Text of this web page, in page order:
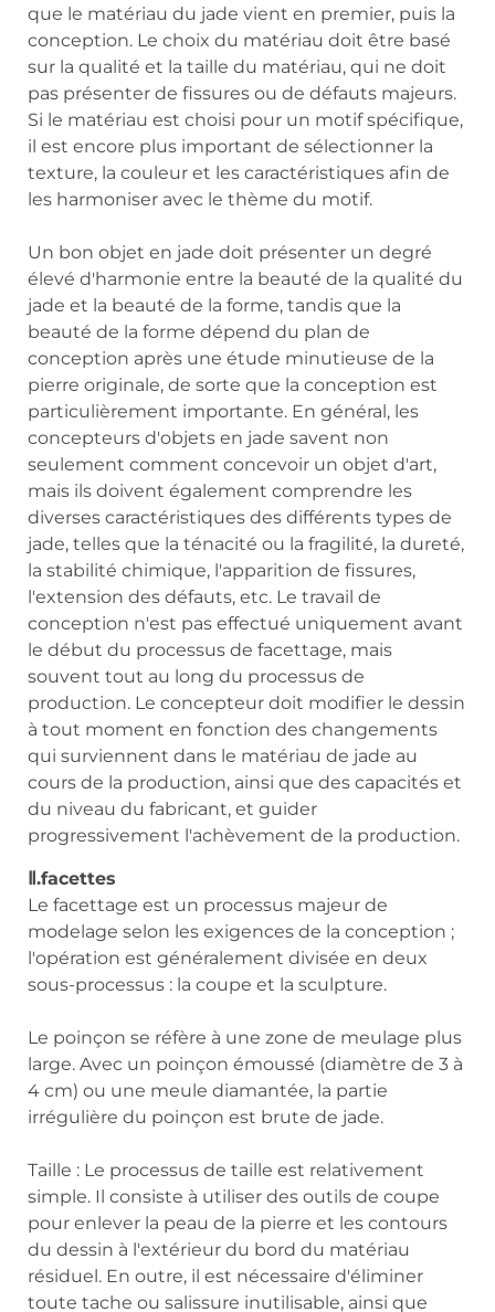
que le matériau du jade vient en premier, puis la
conception. Le choix du matériau doit être basé
sur la qualité et la taille du matériau, qui ne doit
pas présenter de fissures ou de défauts majeurs.
Si le matériau est choisi pour un motif spécifique,
il est encore plus important de sélectionner la
texture, la couleur et les caractéristiques afin de
les harmoniser avec le thème du motif.
Un bon objet en jade doit présenter un degré
élevé d'harmonie entre la beauté de la qualité du
jade et la beauté de la forme, tandis que la
beauté de la forme dépend du plan de
conception après une étude minutieuse de la
pierre originale, de sorte que la conception est
particulièrement importante. En général, les
concepteurs d'objets en jade savent non
seulement comment concevoir un objet d'art,
mais ils doivent également comprendre les
diverses caractéristiques des différents types de
jade, telles que la ténacité ou la fragilité, la dureté,
la stabilité chimique, l'apparition de fissures,
l'extension des défauts, etc. Le travail de
conception n'est pas effectué uniquement avant
le début du processus de facettage, mais
souvent tout au long du processus de
production. Le concepteur doit modifier le dessin
à tout moment en fonction des changements
qui surviennent dans le matériau de jade au
cours de la production, ainsi que des capacités et
du niveau du fabricant, et guider
progressivement l'achèvement de la production.
Ⅱ.facettes
Le facettage est un processus majeur de
modelage selon les exigences de la conception ;
l'opération est généralement divisée en deux
sous-processus : la coupe et la sculpture.
Le poinçon se réfère à une zone de meulage plus
large. Avec un poinçon émoussé (diamètre de 3 à
4 cm) ou une meule diamantée, la partie
irrégulière du poinçon est brute de jade.
Taille : Le processus de taille est relativement
simple. Il consiste à utiliser des outils de coupe
pour enlever la peau de la pierre et les contours
du dessin à l'extérieur du bord du matériau
résiduel. En outre, il est nécessaire d'éliminer
toute tache ou salissure inutilisable, ainsi que